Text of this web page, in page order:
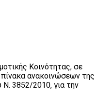
Κοινότητας, σε
ανακοινώσεων της
Ν. 3852/2010, για την